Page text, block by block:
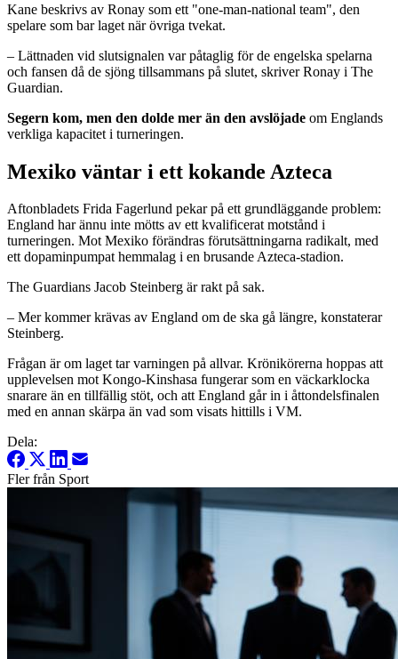
Kane beskrivs av Ronay som ett "one-man-national team", den
spelare som bar laget när övriga tvekat.
– Lättnaden vid slutsignalen var påtaglig för de engelska spelarna
och fansen då de sjöng tillsammans på slutet, skriver Ronay i The
Guardian.
Segern kom, men den dolde mer än den avslöjade om Englands
verkliga kapacitet i turneringen.
Mexiko väntar i ett kokande Azteca
Aftonbladets Frida Fagerlund pekar på ett grundläggande problem:
England har ännu inte mötts av ett kvalificerat motstånd i
turneringen. Mot Mexiko förändras förutsättningarna radikalt, med
ett dopaminpumpat hemmalag i en brusande Azteca-stadion.
The Guardians Jacob Steinberg är rakt på sak.
– Mer kommer krävas av England om de ska gå längre, konstaterar
Steinberg.
Frågan är om laget tar varningen på allvar. Krönikörerna hoppas att
upplevelsen mot Kongo-Kinshasa fungerar som en väckarklocka
snarare än en tillfällig stöt, och att England går in i åttondelsfinalen
med en annan skärpa än vad som visats hittills i VM.
Dela:
Fler från Sport